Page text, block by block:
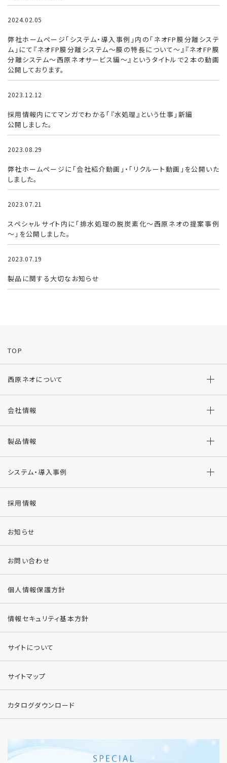
2024.02.05
弊社ホームページ「システム・導入事例」内の「ネオFP膜分離システ
ム」にて『ネオFP膜分離システム～膜の特長について～』『ネオFP膜
分離システム～西原ネオサービス編～』というタイトルで２本の動画
公開しております。
2023.12.12
採用情報内にてマンガでわかる「『水処理』という仕事」新編
公開しました。
2023.08.29
弊社ホームページに「会社紹介動画」・「リクルート動画」を公開いた
しました。
2023.07.21
スペシャルサイト内に「排水処理の脱炭素化～西原ネオの提案事例
～」を公開しました。
2023.07.19
製品に関する大切なお知らせ
TOP
西原ネオについて
会社情報
製品情報
システム・導入事例
採用情報
お知らせ
お問い合わせ
個人情報保護方針
情報セキュリティ基本方針
サイトについて
サイトマップ
カタログダウンロード